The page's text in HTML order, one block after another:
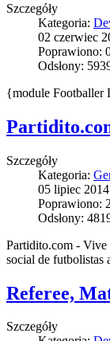
Szczegóły
Kategoria:
02 czerwiec
Poprawiono:
Odsłony:
{module Footballer
Szczegóły
Kategoria:
05 lipiec 2014
Poprawiono:
Odsłony:
Partidito.com - Vive
social de futbolistas
Referee,
Szczegóły